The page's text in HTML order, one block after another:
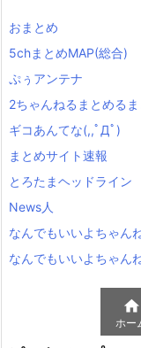
おまとめ
5chまとめMAP(総合)
ぷぅアンテナ
2ちゃんねるまとめる
ギコあんてな(,,ﾟДﾟ)
まとめサイト速報
とろたまヘッドライン
News人
なんでもいいよちゃん
なんでもいいよちゃん

ホー